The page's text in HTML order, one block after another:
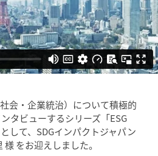
会・企業統治）について積極的
タビューするシリーズ「ESG
して、SDGインパクトジャパン
をお迎えしました。